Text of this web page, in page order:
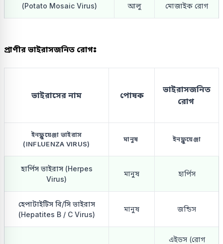
(Potato Mosaic Virus)
আলু
মোজাইক রোগ
প্রাণীর ভাইরাসজনিত রোগঃ
ভাইরাসের নাম পোষক
ভাইরাসজনিত
রোগ
ইনফ্লুয়েঞ্জা ভাইরাস
(INFLUENZA VIRUS)
মানুষ ইনফ্লুয়েঞ্জা
হার্পিস ভাইরাস (Herpes
Virus)
মানুষ হার্পিস
হেপাটাইটিস বি/সি ভাইরাস
(Hepatites B / C Virus)
মানুষ জন্ডিস
এইডস (রোগ